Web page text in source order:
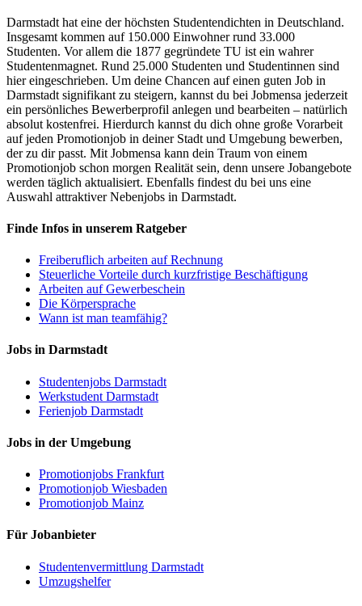
Darmstadt hat eine der höchsten Studentendichten in Deutschland.
Insgesamt kommen auf 150.000 Einwohner rund 33.000
Studenten. Vor allem die 1877 gegründete TU ist ein wahrer
Studentenmagnet. Rund 25.000 Studenten und Studentinnen sind
hier eingeschrieben. Um deine Chancen auf einen guten Job in
Darmstadt signifikant zu steigern, kannst du bei Jobmensa jederzeit
ein persönliches Bewerberprofil anlegen und bearbeiten – natürlich
absolut kostenfrei. Hierdurch kannst du dich ohne große Vorarbeit
auf jeden Promotionjob in deiner Stadt und Umgebung bewerben,
der zu dir passt. Mit Jobmensa kann dein Traum von einem
Promotionjob schon morgen Realität sein, denn unsere Jobangebote
werden täglich aktualisiert. Ebenfalls findest du bei uns eine
Auswahl attraktiver Nebenjobs in Darmstadt.
Finde Infos in unserem Ratgeber
Freiberuflich arbeiten auf Rechnung
Steuerliche Vorteile durch kurzfristige Beschäftigung
Arbeiten auf Gewerbeschein
Die Körpersprache
Wann ist man teamfähig?
Jobs in Darmstadt
Studentenjobs Darmstadt
Werkstudent Darmstadt
Ferienjob Darmstadt
Jobs in der Umgebung
Promotionjobs Frankfurt
Promotionjob Wiesbaden
Promotionjob Mainz
Für Jobanbieter
Studentenvermittlung Darmstadt
Umzugshelfer